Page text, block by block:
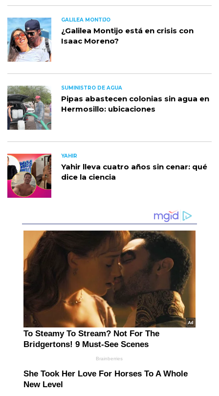
GALILEA MONTIJO
¿Galilea Montijo está en crisis con
Isaac Moreno?
SUMINISTRO DE AGUA
Pipas abastecen colonias sin agua en
Hermosillo: ubicaciones
YAHIR
Yahir lleva cuatro años sin cenar: qué
dice la ciencia